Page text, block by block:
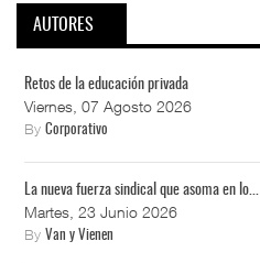
AUTORES
Retos de la educación privada
Viernes, 07 Agosto 2026
By Corporativo
La nueva fuerza sindical que asoma en lo...
Martes, 23 Junio 2026
By Van y Vienen